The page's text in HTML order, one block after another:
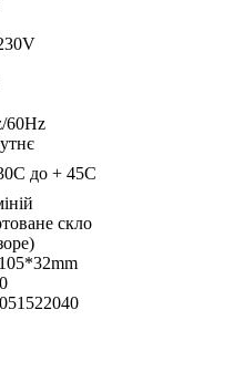
60Hz
до + 45С
скло